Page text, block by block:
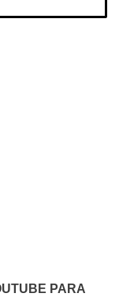
PARA